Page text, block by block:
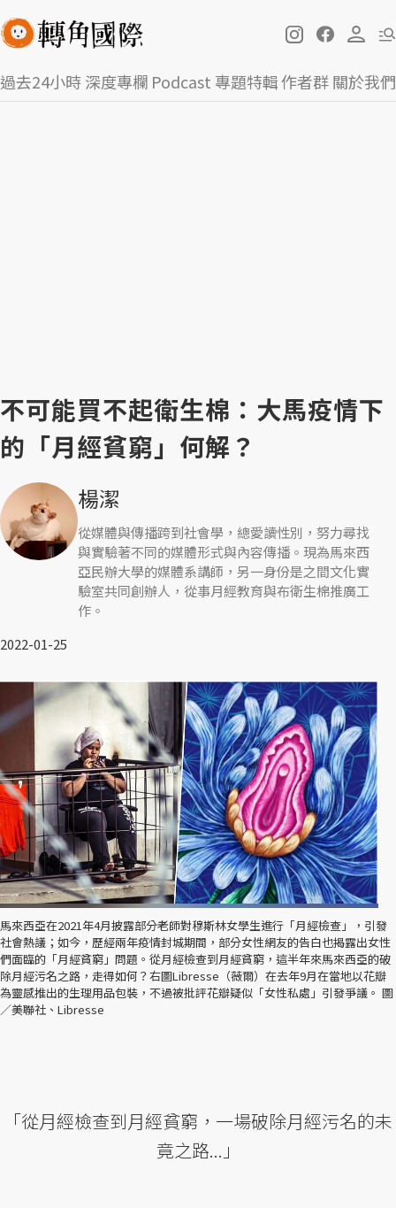
過去24小時深度專欄 Podcast 專題特輯作者群關於我們
不可能買不起衛生棉：大馬疫情下
的「月經貧窮」何解？
楊潔
從媒體與傳播跨到社會學，總愛讀性別，努力尋找
與實驗著不同的媒體形式與內容傳播。現為馬來西
亞民辦大學的媒體系講師，另一身份是之間文化實
驗室共同創辦人，從事月經教育與布衛生棉推廣工
作。
2022-01-25
馬來西亞在2021年4月披露部分老師對穆斯林女學生進行「月經檢查」，引發
社會熱議；如今，歷經兩年疫情封城期間，部分女性網友的告白也揭露出女性
們面臨的「月經貧窮」問題。從月經檢查到月經貧窮，這半年來馬來西亞的破
除月經污名之路，走得如何？右圖Libresse（薇爾）在去年9月在當地以花瓣
為靈感推出的生理用品包裝，不過被批評花瓣疑似「女性私處」引發爭議。 圖
／美聯社、Libresse
「從月經檢查到月經貧窮，一場破除月經污名的未
竟之路...」